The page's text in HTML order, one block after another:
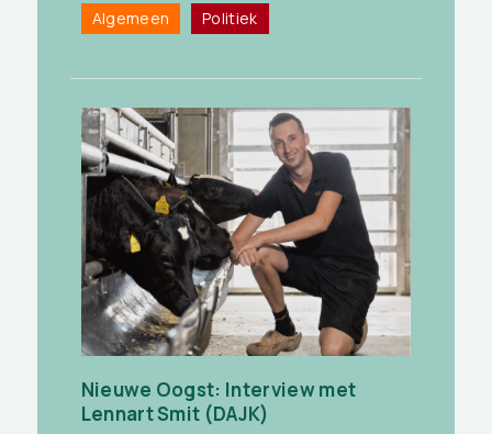
Algemeen Politiek
Nieuwe Oogst: Interview met
Lennart Smit (DAJK)